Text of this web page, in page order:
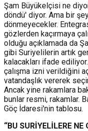
Şam Büyükelçisi ne
döndü' diyor. Ama bir
dönmeyecekler.
gözlerden kaçırmaya
olduğu açıklamada da
gibi Suriyelilerin artık
kalacakları ifade
çalışma izni verildiğini
vatandaşlık vererek
Ancak yine rakamlara
bunlar resmi, rakamlar.
Göç İdaresi'nin tablosu.
“BU SURİYELİLERE NE